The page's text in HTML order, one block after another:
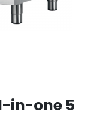
in-one 5